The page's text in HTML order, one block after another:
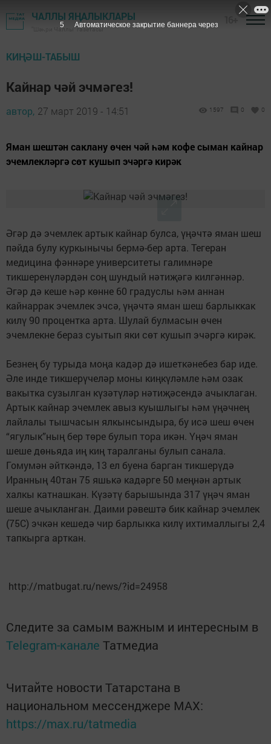
ЧАЛЛЫ ЯҢАЛЫКЛАРЫ
"Шәһри Чаллы" газетасы
КИҢӘШ-ТАБЫШ
Кайнар чәй эчмәгез!
автор, 27 март 2019 - 14:51 1597 0 0
Яман шештән саклану өчен чәй һәм кофе сыман кайнар
эчемлекләргә сөт кушып эчәргә кирәк
Әгәр дә эчемлек артык кайнар булса, үңәчтә яман шеш
пәйда булу куркынычы бермә-бер арта. Тегеран
медицина фәннәре университеты галимнәре
тикшеренүләрдән соң шундый нәтиҗәгә килгәннәр.
Әгәр дә кеше һәр көнне 60 градуслы һәм аннан
кайнаррак эчемлек эчсә, үңәчтә яман шеш барлыккак
килү 90 процентка арта. Шулай булмасын өчен
эчемлекне бераз суытып яки сөт кушып эчәргә кирәк.
Безнең бу турыда моңа кадәр дә ишеткәнебез бар иде.
Әле инде тикшерүчеләр моны киңкүләмле һәм озак
вакытка сузылган күзәтүләр нәтиҗәсендә ачыклаган.
Артык кайнар эчемлек авыз куышлыгы һәм үңәчнең
лайлалы тышчасын ялкынсындыра, бу исә шеш өчен
“ягулык”ның бер төре булып тора икән. Үңәч яман
шеше дөньяда иң киң таралганы булып санала.
Гомумән әйткәндә, 13 ел буена барган тикшерүдә
Иранның 40тан 75 яшькә кадәрге 50 меңнән артык
халкы катнашкан. Күзәтү барышында 317 үңәч яман
шеше ачыкланган. Даими рәвештә бик кайнар эчемлек
(75С) эчкән кешедә чир барлыкка килү ихтималлыгы 2,4
тапкырга арткан.
http://matbugat.ru/news/?id=24958
Следите за самым важным и интересным в
Telegram-канале Татмедиа
Читайте новости Татарстана в
национальном мессенджере MАХ:
https://max.ru/tatmedia
4 Автоматическое закрытие баннера через